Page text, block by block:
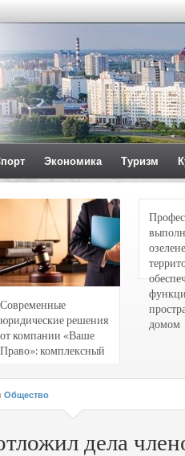
Экономика Туризм
Современные
юридические решения
от компании «Ваше
Право»: комплексный
интересов клиентов
домом
Общество
дела